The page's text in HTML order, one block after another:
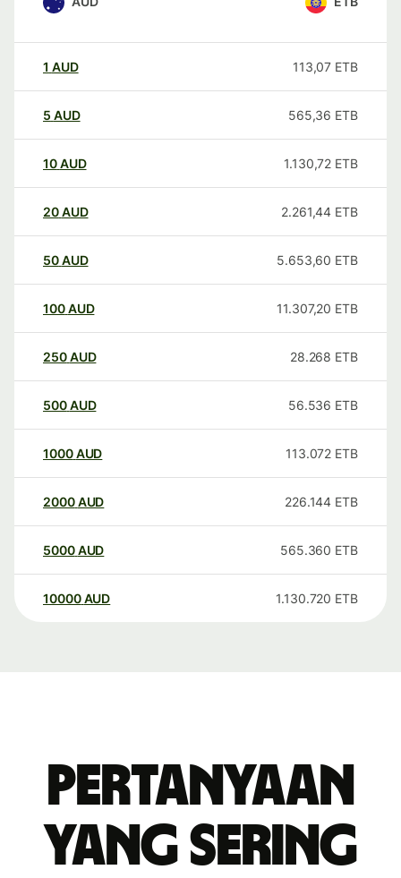
1 AUD 113,07 ETB
5 AUD 565,36 ETB
10AUD 1.130,72 ETB
20AUD 2.261,44 ETB
50AUD 5.653,60 ETB
100AUD 11.307,20 ETB
250AUD 28.268 ETB
500AUD 56.536 ETB
1000AUD 113.072 ETB
2000AUD 226.144 ETB
5000AUD 565.360 ETB
10000 AUD 1.130.720 ETB
Pertanyaan
yang sering